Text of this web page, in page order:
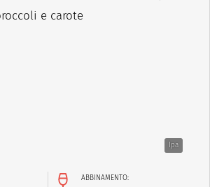
Ipa
ABBINAMENTO: